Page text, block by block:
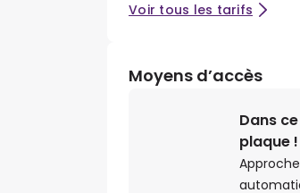
Voir tous les tarifs
Moyens d’accès
Dans
plaque !